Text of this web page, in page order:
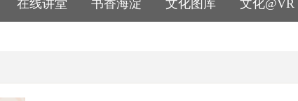
在线讲堂 书香海淀 文化图库 文化@VR